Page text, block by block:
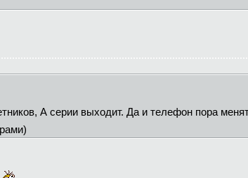
А серии выходит. Да и телефон пора